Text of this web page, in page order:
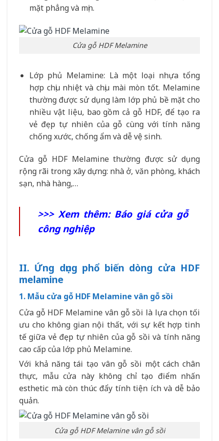
mặt phẳng và mịn.
Cửa gỗ HDF Melamine
Lớp phủ Melamine: Là một loại nhựa tổng
hợp chịu nhiệt và chịu mài mòn tốt. Melamine
thường được sử dụng làm lớp phủ bề mặt cho
nhiều vật liệu, bao gồm cả gỗ HDF, để tạo ra
vẻ đẹp tự nhiên của gỗ cùng với tính năng
chống xước, chống ẩm và dễ vệ sinh.
Cửa gỗ HDF Melamine thường được sử dụng
rộng rãi trong xây dựng: nhà ở, văn phòng, khách
sạn, nhà hàng,…
>>> Xem thêm: Báo giá cửa gỗ
công nghiệp
II. Ứng dụng phổ biến dòng cửa HDF
melamine
1. Mẫu cửa gỗ HDF Melamine vân gỗ sồi
Cửa gỗ HDF Melamine vân gỗ sồi là lựa chọn tối
ưu cho không gian nội thất, với sự kết hợp tinh
tế giữa vẻ đẹp tự nhiên của gỗ sồi và tính năng
cao cấp của lớp phủ Melamine.
Với khả năng tái tạo vân gỗ sồi một cách chân
thực, mẫu cửa này không chỉ tạo điểm nhấn
esthetic mà còn thúc đẩy tính tiện ích và dễ bảo
quản.
Cửa gỗ HDF Melamine vân gỗ sồi